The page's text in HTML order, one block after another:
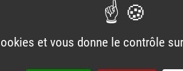
et vous donne le contrôle